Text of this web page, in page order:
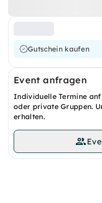
Gutschein kaufen
Event anfragen
Individuelle Termine
oder private Gruppen.
erhalten.